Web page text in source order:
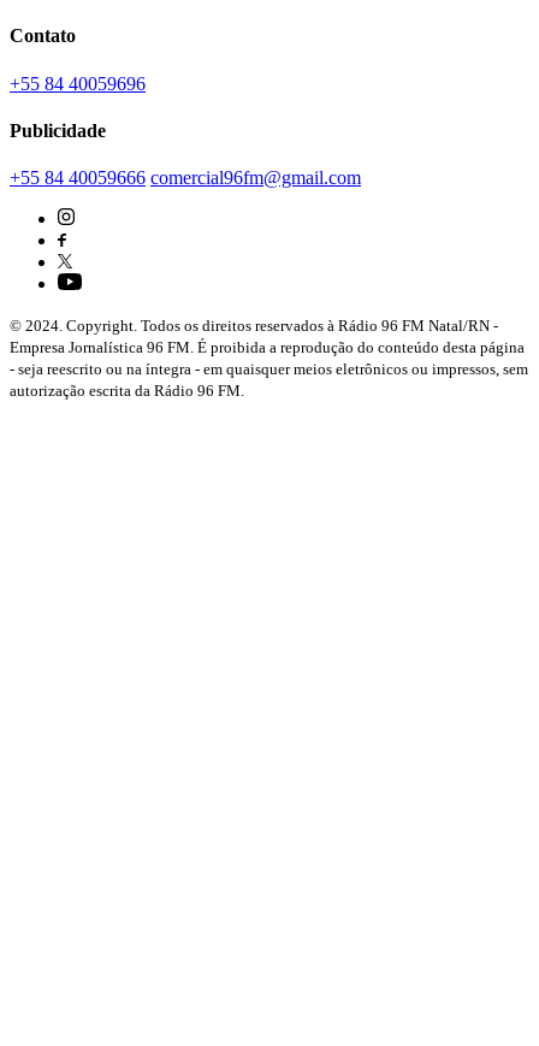
Contato
+55 84 40059696
Publicidade
+55 84 40059666 comercial96fm@gmail.com
© 2024. Copyright. Todos os direitos reservados à Rádio 96 FM Natal/RN -
Empresa Jornalística 96 FM. É proibida a reprodução do conteúdo desta página
- seja reescrito ou na íntegra - em quaisquer meios eletrônicos ou impressos, sem
autorização escrita da Rádio 96 FM.